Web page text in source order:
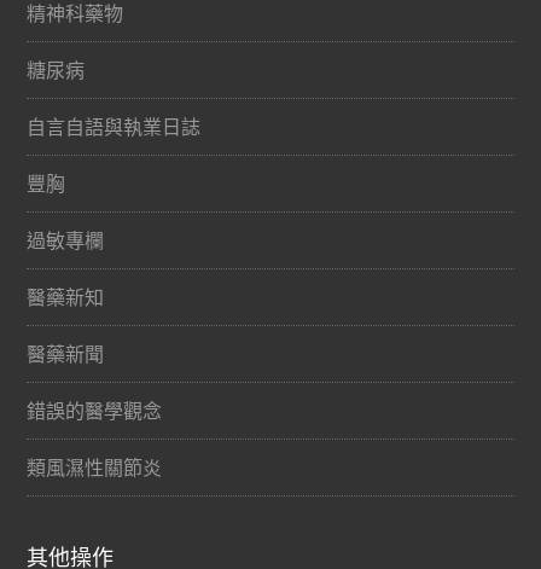
精神科藥物
糖尿病
自言自語與執業日誌
豐胸
過敏專欄
醫藥新知
醫藥新聞
錯誤的醫學觀念
類風濕性關節炎
其他操作